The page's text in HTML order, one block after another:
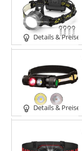
Details & Preise
Details & Preise